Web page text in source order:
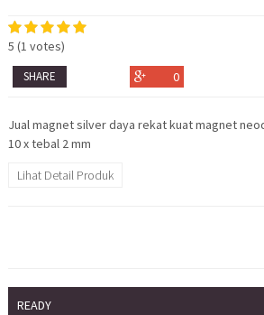
5 (1 votes)
SHARE 0
Jual magnet silver daya rekat kuat magnet
10 x tebal 2 mm
Lihat Detail Produk
READY